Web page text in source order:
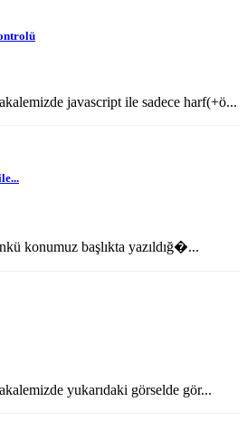
javascript ile sadece harf(+ö...
konumuz başlıkta yazıldığ�...
yukarıdaki görselde gör...